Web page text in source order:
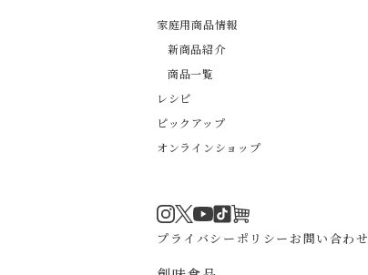
家庭用商品情報
新商品紹介
商品一覧
レシピ
ピックアップ
オンラインショップ
Instagram
Twitter
YouTube
TikTok
プライバシーポリシーお問い合わせ